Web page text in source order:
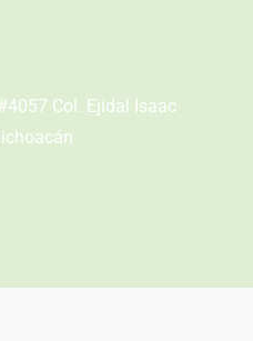
Col. Ejidal Isaac